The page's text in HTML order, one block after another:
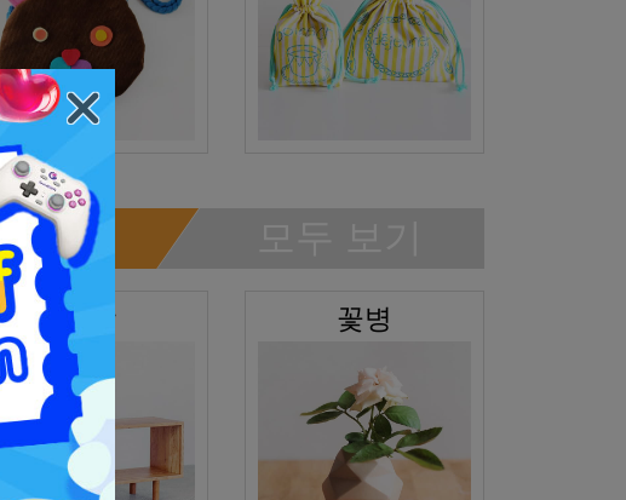
옷장 꽃병